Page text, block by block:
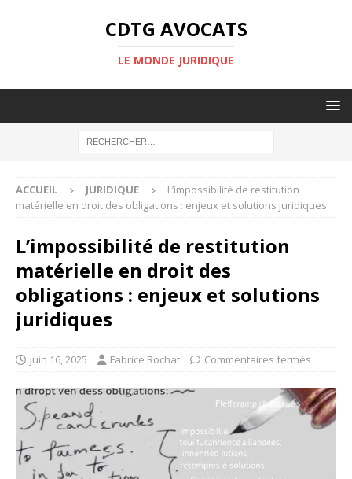
CDTG AVOCATS
LE MONDE JURIDIQUE
ACCUEIL JURIDIQUE
L’impossibilité de restitution
matérielle en droit des obligations : enjeux et solutions juridiques
L’impossibilité de restitution
matérielle en droit des
obligations : enjeux et solutions
juridiques
juin 16, 2025 Fabrice Rochat Commentaires fermés